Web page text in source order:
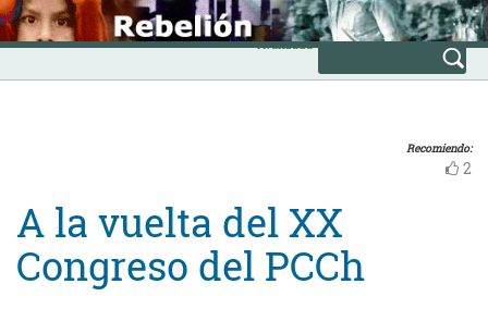
Skip
to
content
INICIO
Avanzada
Recomiendo:
2
A la vuelta del XX
Congreso del PCCh